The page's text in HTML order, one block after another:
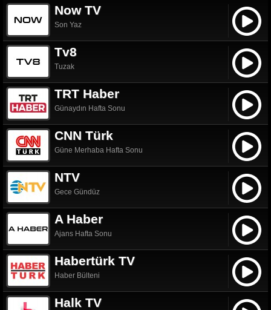
Now TV
Son Yaz
Tv8
Tuzak
TRT Haber
Günaydın Hafta Sonu
CNN Türk
Güne Merhaba Hafta Sonu
NTV
Gece Gündüz
A Haber
Ajans Hafta Sonu
Habertürk TV
Haber Bülteni
Halk TV